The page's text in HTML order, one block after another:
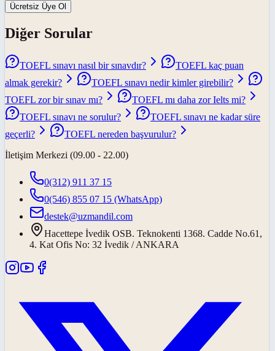
Ücretsiz Üye Ol
Diğer Sorular
TOEFL sınavı nasıl bir sınavdır?
TOEFL kaç puan
almak gerekir?
TOEFL sınavı nedir kimler girebilir?
TOEFL zor bir sınav mı?
TOEFL mı daha zor Ielts mi?
TOEFL sınavı ne sorulur?
TOEFL sınavı ne kadar süre
geçerli?
TOEFL nereden başvurulur?
İletişim Merkezi (09.00 - 22.00)
0(312) 911 37 15
0(546) 855 07 15 (WhatsApp)
destek@uzmandil.com
Hacettepe İvedik OSB. Teknokenti 1368. Cadde No.61,
4. Kat Ofis No: 32 İvedik / ANKARA